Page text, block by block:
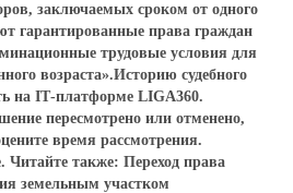
заключаемых сроком от одного
гарантированные права граждан
трудовые условия для
возраста».Историю судебного
на IТ-платформе LIGA360.
пересмотрено или отменено,
время рассмотрения.
Читайте также: Переход права
земельным участком